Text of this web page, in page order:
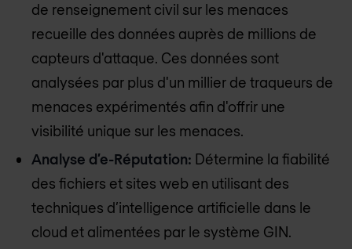
de renseignement civil sur les menaces
recueille des données auprès de millions de
capteurs d'attaque. Ces données sont
analysées par plus d'un millier de traqueurs de
menaces expérimentés afin d'offrir une
visibilité unique sur les menaces.
Analyse d’e-Réputation: Détermine la fiabilité
des fichiers et sites web en utilisant des
techniques d’intelligence artificielle dans le
cloud et alimentées par le système GIN.